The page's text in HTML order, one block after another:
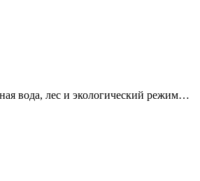
вода, лес и экологический режим…